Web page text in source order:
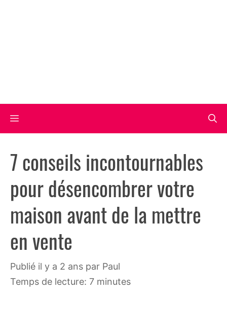
Menu
7 conseils incontournables
pour désencombrer votre
maison avant de la mettre
en vente
publié il y a 2 ans par Paul
Temps de lecture: 7 minutes